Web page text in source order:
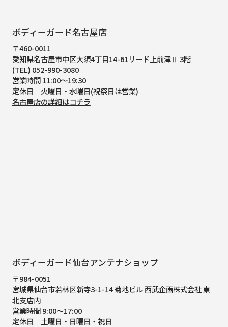
ボディーガード名古屋店
〒460-0011
愛知県名古屋市中区大須4丁目14-61リード上前津Ⅱ 3階
(TEL) 052-990-3080
営業時間 11:00～19:30
定休日 火曜日・水曜日(祝祭日は営業)
名古屋店の詳細はコチラ
ボディーガード仙台アンテナショップ
〒984-0051
宮城県仙台市若林区新寺3-1-14 菊地ビル 西武企画株式会社 東
北支店内
営業時間 9:00～17:00
定休日 土曜日・日曜日・祝日